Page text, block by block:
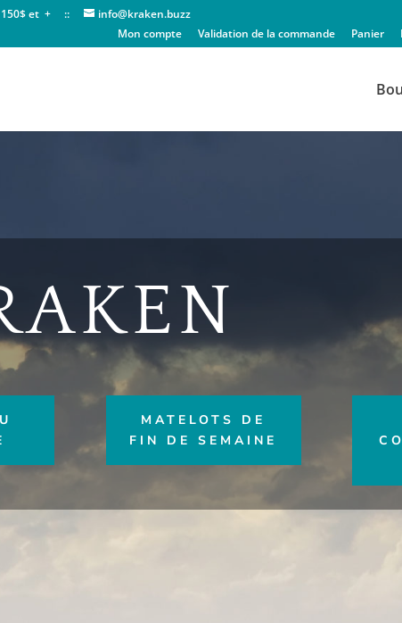
150$ et + ::
info@kraken.buzz
Mon compte
Validation de la commande Panier
MATELOTS DE
FIN DE SEMAINE